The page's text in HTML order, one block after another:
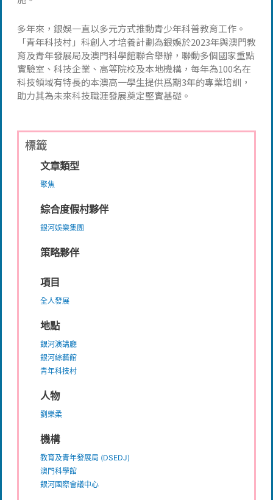
多年來，銀娛一直以多元方式推動青少年科普教育工作。
「青年科技村」科創人才培養計劃為銀娛於2023年與澳門教
育及青年發展局及澳門科學館聯合舉辦，聯動多個國家重點
實驗室、科技企業、高等院校及本地機構，每年為100名在
科技領域有特長的本澳高一學生提供爲期3年的專業培訓，
助力其為未來科技職涯發展奠定堅實基礎。
標籤
文章類型
聚焦
綜合度假村夥伴
銀河娛樂集團
策略夥伴
項目
全人發展
地點
銀河演講廳
銀河綜藝館
青年科技村
人物
劉樂柔
機構
教育及青年發展局 (DSEDJ)
澳門科學館
銀河國際會議中心